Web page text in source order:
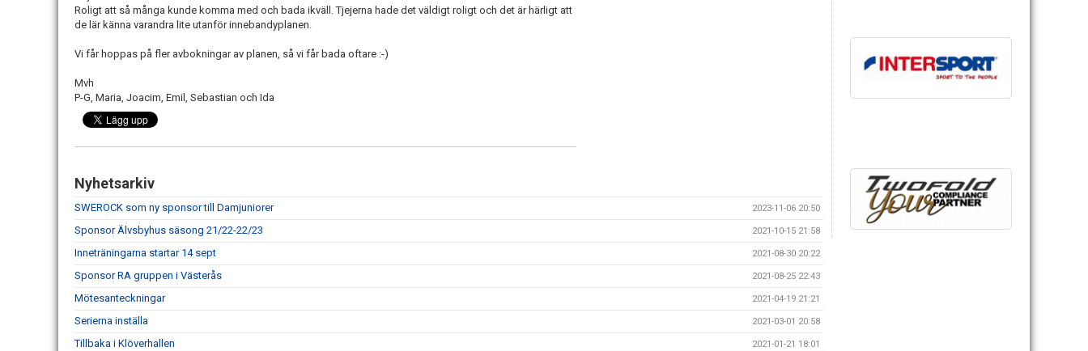
Roligt att så många kunde komma med och bada ikväll. Tjejerna hade det väldigt roligt och det är härligt att
de lär känna varandra lite utanför innebandyplanen.
Vi får hoppas på fler avbokningar av planen, så vi får bada oftare :-)
Mvh
P-G, Maria, Joacim, Emil, Sebastian och Ida
Nyhetsarkiv
SWEROCK som ny sponsor till Damjuniorer 2023-11-06 20:50
Sponsor Älvsbyhus säsong 21/22-22/23 2021-10-15 21:58
Inneträningarna startar 14 sept 2021-08-30 20:22
Sponsor RA gruppen i Västerås 2021-08-25 22:43
Mötesanteckningar 2021-04-19 21:21
Serierna inställa 2021-03-01 20:58
Tillbaka i Klöverhallen 2021-01-21 18:01